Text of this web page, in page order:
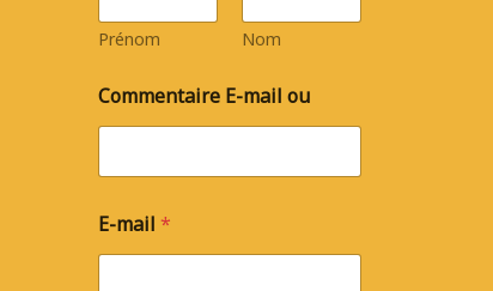
Prénom Nom
Commentaire E-mail ou
E-mail *